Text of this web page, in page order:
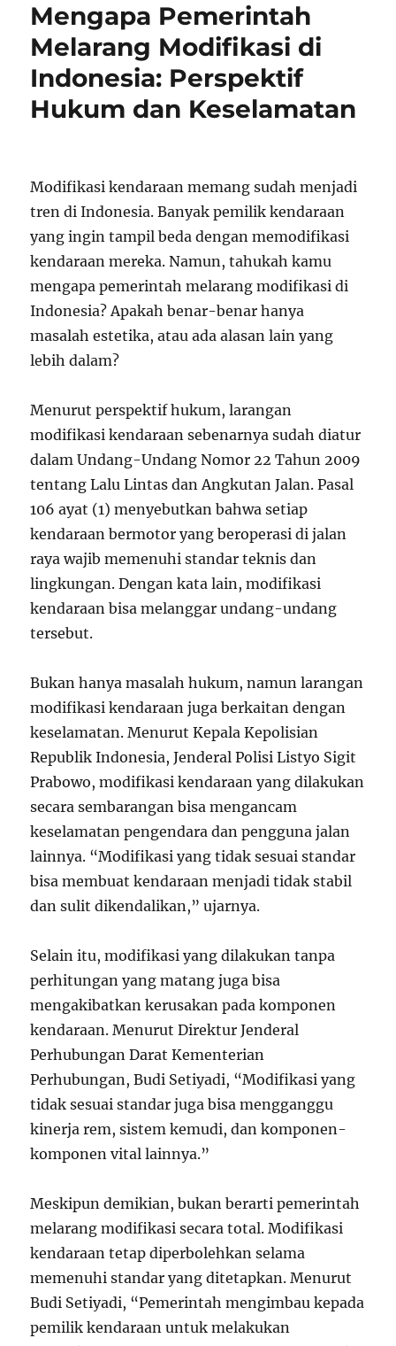
Mengapa Pemerintah
Melarang Modifikasi di
Indonesia: Perspektif
Hukum dan Keselamatan
Modifikasi kendaraan memang sudah menjadi
tren di Indonesia. Banyak pemilik kendaraan
yang ingin tampil beda dengan memodifikasi
kendaraan mereka. Namun, tahukah kamu
mengapa pemerintah melarang modifikasi di
Indonesia? Apakah benar-benar hanya
masalah estetika, atau ada alasan lain yang
lebih dalam?
Menurut perspektif hukum, larangan
modifikasi kendaraan sebenarnya sudah diatur
dalam Undang-Undang Nomor 22 Tahun 2009
tentang Lalu Lintas dan Angkutan Jalan. Pasal
106 ayat (1) menyebutkan bahwa setiap
kendaraan bermotor yang beroperasi di jalan
raya wajib memenuhi standar teknis dan
lingkungan. Dengan kata lain, modifikasi
kendaraan bisa melanggar undang-undang
tersebut.
Bukan hanya masalah hukum, namun larangan
modifikasi kendaraan juga berkaitan dengan
keselamatan. Menurut Kepala Kepolisian
Republik Indonesia, Jenderal Polisi Listyo Sigit
Prabowo, modifikasi kendaraan yang dilakukan
secara sembarangan bisa mengancam
keselamatan pengendara dan pengguna jalan
lainnya. “Modifikasi yang tidak sesuai standar
bisa membuat kendaraan menjadi tidak stabil
dan sulit dikendalikan,” ujarnya.
Selain itu, modifikasi yang dilakukan tanpa
perhitungan yang matang juga bisa
mengakibatkan kerusakan pada komponen
kendaraan. Menurut Direktur Jenderal
Perhubungan Darat Kementerian
Perhubungan, Budi Setiyadi, “Modifikasi yang
tidak sesuai standar juga bisa mengganggu
kinerja rem, sistem kemudi, dan komponen-
komponen vital lainnya.”
Meskipun demikian, bukan berarti pemerintah
melarang modifikasi secara total. Modifikasi
kendaraan tetap diperbolehkan selama
memenuhi standar yang ditetapkan. Menurut
Budi Setiyadi, “Pemerintah mengimbau kepada
pemilik kendaraan untuk melakukan